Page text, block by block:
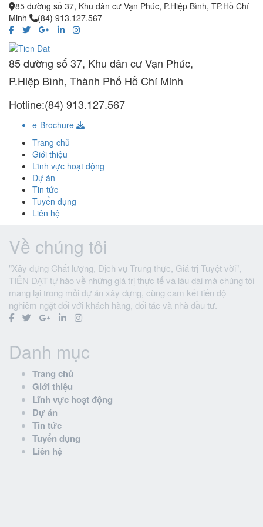
85 đường số 37, Khu dân cư Vạn Phúc, P.Hiệp Bình, TP.Hồ Chí
Minh
(84) 913.127.567
85 đường số 37, Khu dân cư Vạn Phúc,
P.Hiệp Bình, Thành Phố Hồ Chí Minh
Hotline:(84) 913.127.567
e-Brochure
Trang chủ
Giới thiệu
Lĩnh vực hoạt động
Dự án
Tin tức
Tuyển dụng
Liên hệ
Về chúng tôi
"Xây dựng Chất lượng, Dịch vụ Trung thực, Giá trị Tuyệt vời",
TIẾN ĐẠT tự hào về những giá trị thực tế và lâu dài mà chúng tôi
mang lại trong mỗi dự án xây dựng, cùng cam kết tiến độ
nghiêm ngặt đối với khách hàng, đối tác và nhà đầu tư.
Danh mục
Trang chủ
Giới thiệu
Lĩnh vực hoạt động
Dự án
Tin tức
Tuyển dụng
Liên hệ